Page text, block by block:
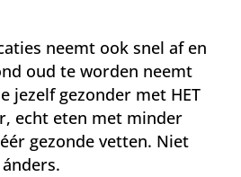
neemt ook snel af en
oud te worden neemt
jezelf gezonder met HET
echt eten met minder
gezonde vetten. Niet